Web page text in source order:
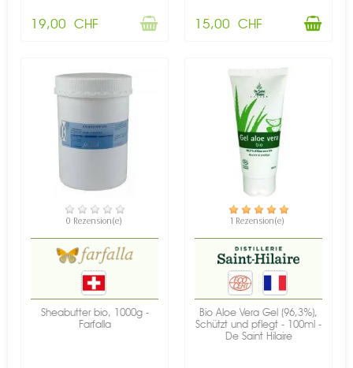
19,00 CHF 15,00 CHF
VERFÜGBAR
0 Rezension(e)
Sheabutter bio, 1000g -
Farfalla
VERFÜGBAR
1 Rezension(e)
Bio Aloe Vera Gel (96,3%),
Schützt und pflegt - 100ml -
De Saint Hilaire